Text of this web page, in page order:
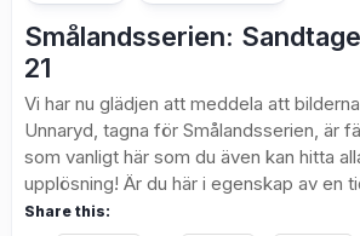
Smålandsserien:
21
Vi har nu glädjen att meddela att
Unnaryd, tagna för Smålandsserien, är
som vanligt här som du även kan hitta
upplösning! Är du här i egenskap av en
Share this: